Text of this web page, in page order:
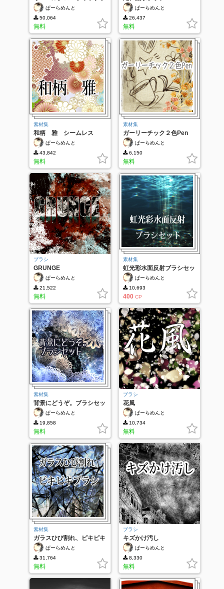
シ
ぱーらめんと
50,064
無料
ぱーらめんと
26,437
無料
素材集
和柄 雅 シームレス
ぱーらめんと
43,842
無料
素材集
ガーリーチック２色Pen
ぱーらめんと
6,150
無料
ブラシ
GRUNGE
ぱーらめんと
21,522
無料
素材集
虹光彩水面反射ブラシセッ
ト
ぱーらめんと
10,693
400 CP
素材集
背景にどうぞ。ブラシセッ
ト
ぱーらめんと
19,858
無料
ブラシ
花風
ぱーらめんと
10,734
無料
素材集
ガラスひび割れ、ピキピキ
ブラシぱーらめんと
31,764
無料
ブラシ
キズかけ汚し
ぱーらめんと
8,330
無料